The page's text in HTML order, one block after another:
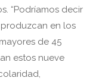
“Podríamos decir
en los
de 45
estos nueve